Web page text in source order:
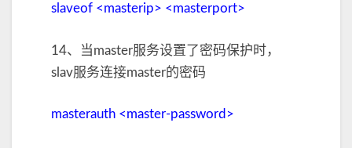
slaveof <masterip> <masterport>
14、当master服务设置了密码保护时，
slav服务连接master的密码
masterauth <master-password>